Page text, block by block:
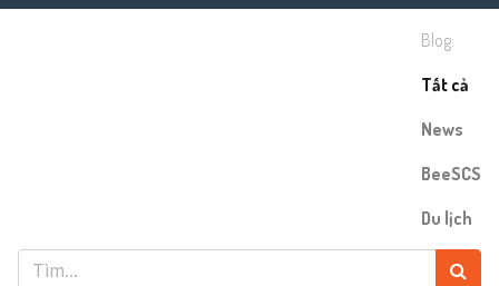
Blog:
Tất cả
News
BeeSCS
Du lịch